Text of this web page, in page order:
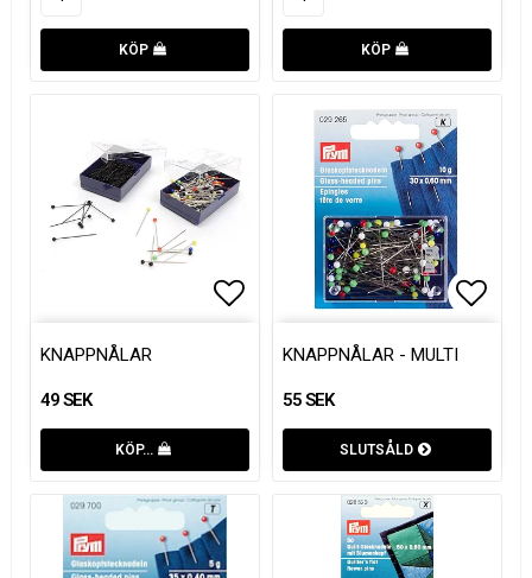
KÖP KÖP
KNAPPNÅLAR
49 SEK
KÖP…
KNAPPNÅLAR - MULTI
55 SEK
SLUTSÅLD